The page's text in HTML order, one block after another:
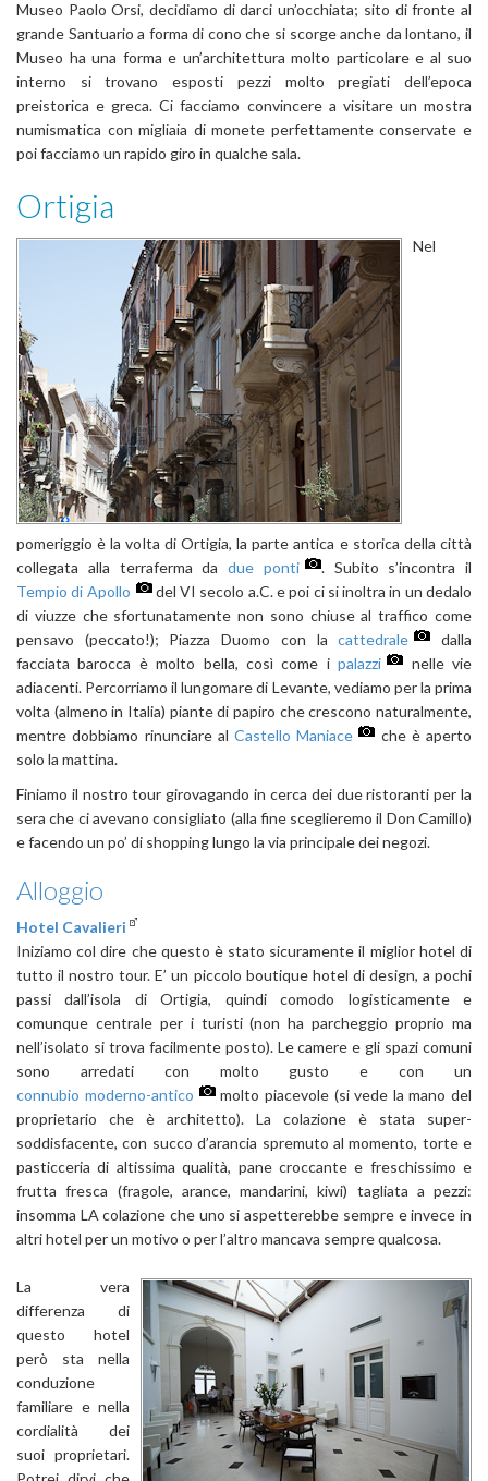
Museo Paolo Orsi, decidiamo di darci un’occhiata; sito di fronte al
grande Santuario a forma di cono che si scorge anche da lontano, il
Museo ha una forma e un’architettura molto particolare e al suo
interno si trovano esposti pezzi molto pregiati dell’epoca
preistorica e greca. Ci facciamo convincere a visitare un mostra
numismatica con migliaia di monete perfettamente conservate e
poi facciamo un rapido giro in qualche sala.
Ortigia
Nel
pomeriggio è la volta di Ortigia, la parte antica e storica della città
collegata alla terraferma da due ponti
. Subito s’incontra il
Tempio di Apollo
del VI secolo a.C. e poi ci si inoltra in un dedalo
di viuzze che sfortunatamente non sono chiuse al traffico come
pensavo (peccato!); Piazza Duomo con lacattedrale
dalla
facciata barocca è molto bella, così come ipalazzi
nelle vie
adiacenti. Percorriamo il lungomare di Levante, vediamo per la prima
volta (almeno in Italia) piante di papiro che crescono naturalmente,
mentre dobbiamo rinunciare al Castello Maniace
che è aperto
solo la mattina.
Finiamo il nostro tour girovagando in cerca dei due ristoranti per la
sera che ci avevano consigliato (alla fine sceglieremo il Don Camillo)
e facendo un po’ di shopping lungo la via principale dei negozi.
Alloggio
Hotel Cavalieri
Iniziamo col dire che questo è stato sicuramente il miglior hotel di
tutto il nostro tour. E’ un piccolo boutique hotel di design, a pochi
passi dall’isola di Ortigia, quindi comodo logisticamente e
comunque centrale per i turisti (non ha parcheggio proprio ma
nell’isolato si trova facilmente posto). Le camere e gli spazi comuni
sono arredati con molto gusto e con un
connubio moderno-antico
molto piacevole (si vede la mano del
proprietario che è architetto). La colazione è stata super-
soddisfacente, con succo d’arancia spremuto al momento, torte e
pasticceria di altissima qualità, pane croccante e freschissimo e
frutta fresca (fragole, arance, mandarini, kiwi) tagliata a pezzi:
insomma LA colazione che uno si aspetterebbe sempre e invece in
altri hotel per un motivo o per l’altro mancava sempre qualcosa.
La vera
differenza di
questo hotel
però sta nella
conduzione
familiare e nella
cordialità dei
suoi proprietari.